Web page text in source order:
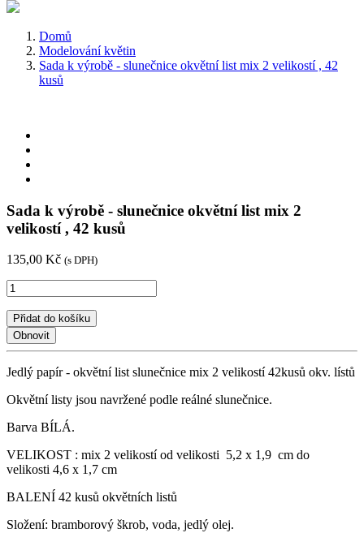
Domů
Modelování květin
Sada k výrobě - slunečnice okvětní list mix 2 velikostí , 42
kusů
Sada k výrobě - slunečnice okvětní list mix 2
velikostí , 42 kusů
135,00 Kč (s DPH)
Přidat do košíku
Jedlý papír - okvětní list slunečnice mix 2 velikostí 42kusů okv. lístů
Okvětní listy jsou navržené podle reálné slunečnice.
Barva BÍLÁ.
VELIKOST : mix 2 velikostí od velikosti 5,2 x 1,9 cm do
velikosti 4,6 x 1,7 cm
BALENÍ 42 kusů okvětních listů
Složení: bramborový škrob, voda, jedlý olej.